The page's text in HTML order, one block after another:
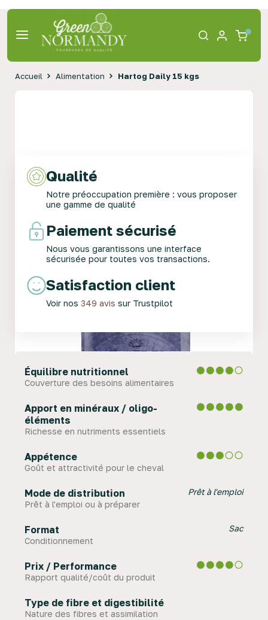
Accueil Alimentation Hartog Daily 15 kgs
Hartog Daily 15 kgs
Ajouter un avis
Qualité
Notre préoccupation première : vous proposer
une gamme de qualité
Paiement sécurisé
Nous vous garantissons une interface
sécurisée pour toutes vos transactions.
Satisfaction client
Voir nos 349 avis sur Trustpilot
Équilibre nutritionnel
Couverture des besoins alimentaires
Apport en minéraux / oligo-
éléments
Richesse en nutriments essentiels
Appétence
Goût et attractivité pour le cheval
Mode de distribution
Prêt à l'emploi ou à préparer
Prêt à l'emploi
Format
Conditionnement
Sac
Prix / Performance
Rapport qualité/coût du produit
Type de fibre et digestibilité
Nature des fibres et assimilation